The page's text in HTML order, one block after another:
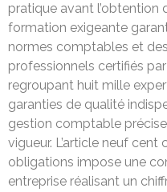
pratique avant
formation exigeante
normes comptables et
professionnels certifiés
regroupant huit mille
garanties de qualité
gestion comptable
vigueur. L’article neuf
obligations impose une
entreprise réalisant un